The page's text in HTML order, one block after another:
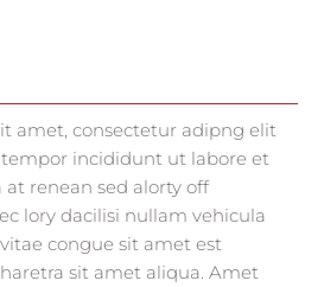
amet, consectetur adipng elit
incididunt ut labore et
renean sed alorty off
lory dacilisi nullam vehicula
congue sit amet est
sit amet aliqua. Amet